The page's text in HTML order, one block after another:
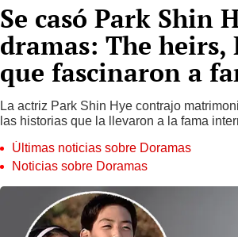
Se casó Park Shin
dramas: The heirs,
que fascinaron a
La actriz Park Shin Hye contrajo
las historias que la llevaron a la fama
Últimas noticias sobre Doramas
Noticias sobre Doramas